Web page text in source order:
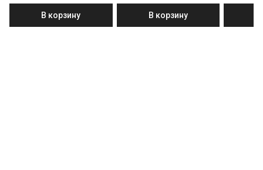
В корзину В корзину